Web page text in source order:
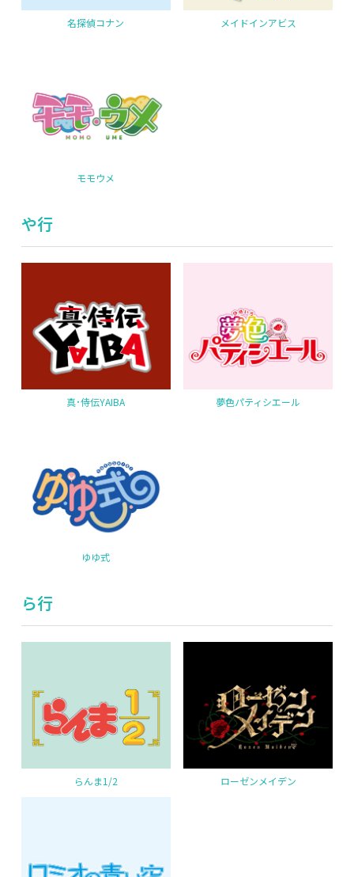
名探偵コナン メイドインアビス
モモウメ
や行
真･侍伝YAIBA 夢色パティシエール
ゆゆ式
ら行
らんま1/2 ローゼンメイデン